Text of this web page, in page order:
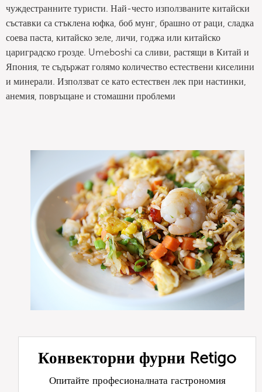
чуждестранните туристи. Най-често използваните китайски
съставки са стъклена юфка, боб мунг, брашно от раци, сладка
соева паста, китайско зеле, личи, годжа или китайско
цариградско грозде. Umeboshi са сливи, растящи в Китай и
Япония, те съдържат голямо количество естествени киселини
и минерали. Използват се като естествен лек при настинки,
анемия, повръщане и стомашни проблеми
Конвекторни фурни Retigo
Опитайте професионалната гастрономия